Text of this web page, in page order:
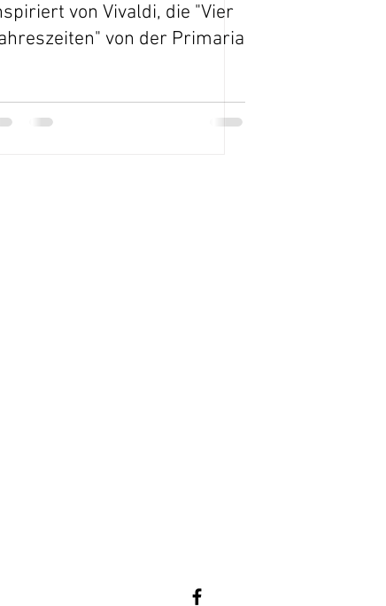
von Vivaldi, die "Vier
von der Primaria